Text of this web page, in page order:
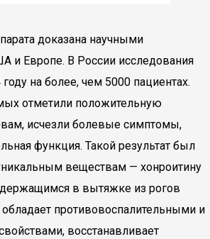
доказана научными
и Европе. В России исследования
на более, чем 5000 пациентах.
отметили положительную
исчезли болевые симптомы,
функция. Такой результат был
веществам — хонроитину
в вытяжке из рогов
противовоспалительными и
восстанавливает